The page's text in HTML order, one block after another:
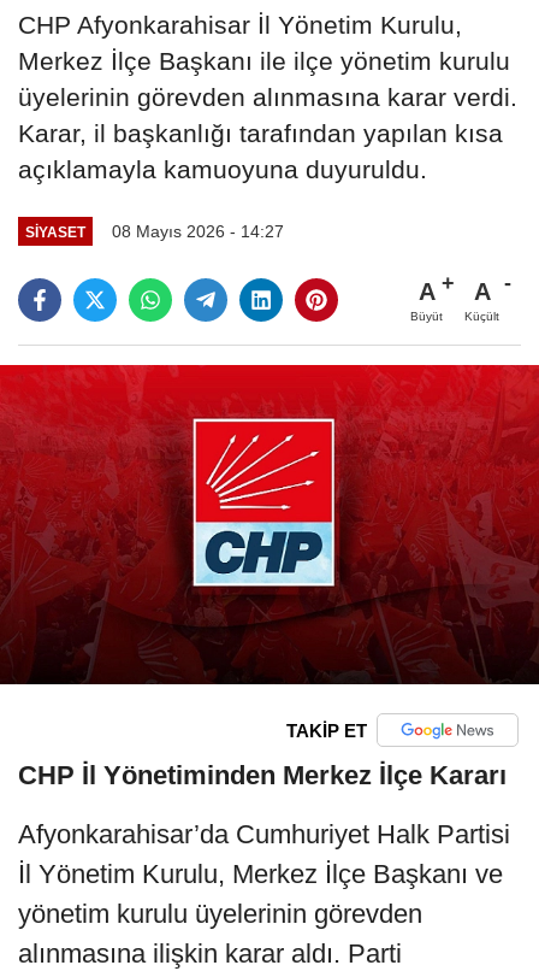
CHP Afyonkarahisar İl Yönetim Kurulu,
Merkez İlçe Başkanı ile ilçe yönetim kurulu
üyelerinin görevden alınmasına karar verdi.
Karar, il başkanlığı tarafından yapılan kısa
açıklamayla kamuoyuna duyuruldu.
SIYASET 08 Mayıs 2026 - 14:27
A
Büyüt
A
Küçült
TAKİP ET
CHP İl Yönetiminden Merkez İlçe Kararı
Afyonkarahisar’da Cumhuriyet Halk Partisi
İl Yönetim Kurulu, Merkez İlçe Başkanı ve
yönetim kurulu üyelerinin görevden
alınmasına ilişkin karar aldı. Parti